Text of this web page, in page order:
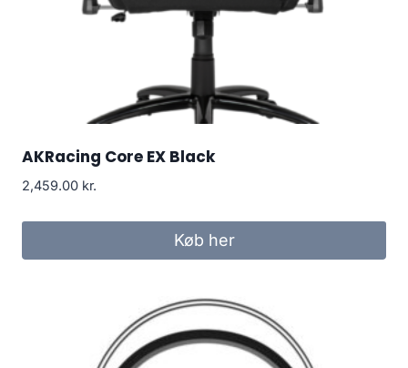
AKRacing Core EX Black
2,459.00 kr.
Køb her